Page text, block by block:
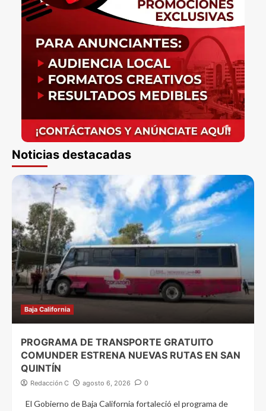
Noticias destacadas
Baja California
PROGRAMA DE TRANSPORTE GRATUITO
COMUNDER ESTRENA NUEVAS RUTAS EN SAN
QUINTÍN
Redacción C agosto 6, 2026 0
El Gobierno de Baja California fortaleció el programa de